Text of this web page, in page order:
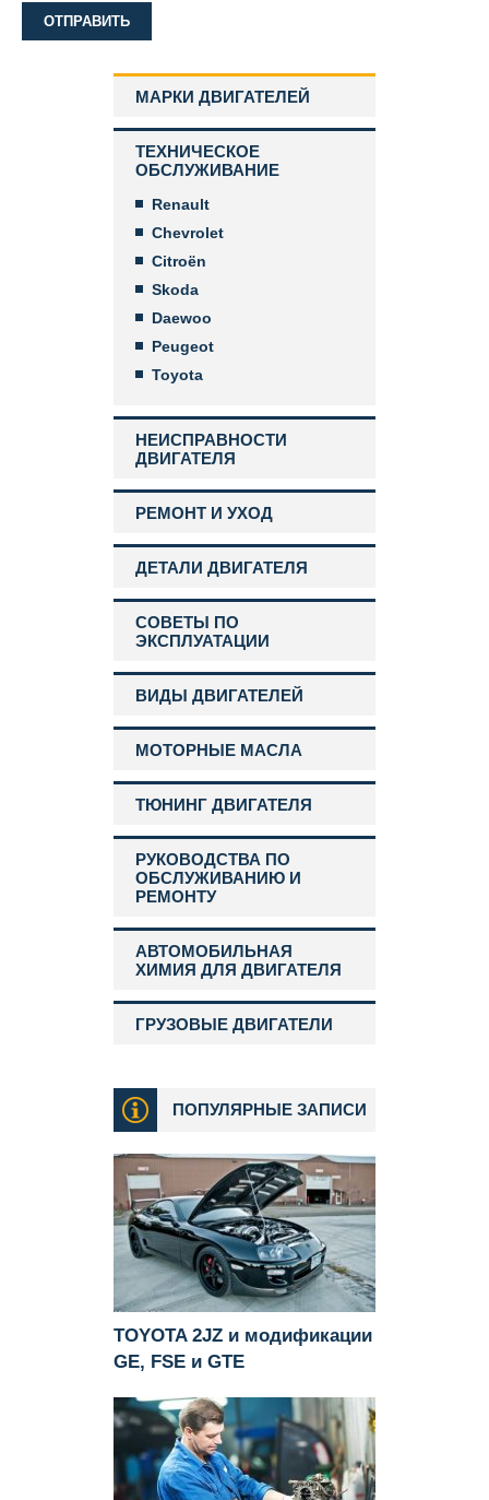
МАРКИ ДВИГАТЕЛЕЙ
ТЕХНИЧЕСКОЕ
ОБСЛУЖИВАНИЕ
Renault
Chevrolet
Citroën
Skoda
Daewoo
Peugeot
Toyota
НЕИСПРАВНОСТИ
ДВИГАТЕЛЯ
РЕМОНТ И УХОД
ДЕТАЛИ ДВИГАТЕЛЯ
СОВЕТЫ ПО
ЭКСПЛУАТАЦИИ
ВИДЫ ДВИГАТЕЛЕЙ
МОТОРНЫЕ МАСЛА
ТЮНИНГ ДВИГАТЕЛЯ
РУКОВОДСТВА ПО
ОБСЛУЖИВАНИЮ И
РЕМОНТУ
АВТОМОБИЛЬНАЯ
ХИМИЯ ДЛЯ ДВИГАТЕЛЯ
ГРУЗОВЫЕ ДВИГАТЕЛИ
ПОПУЛЯРНЫЕ ЗАПИСИ
TOYOTA 2JZ и модификации
GE, FSE и GTE